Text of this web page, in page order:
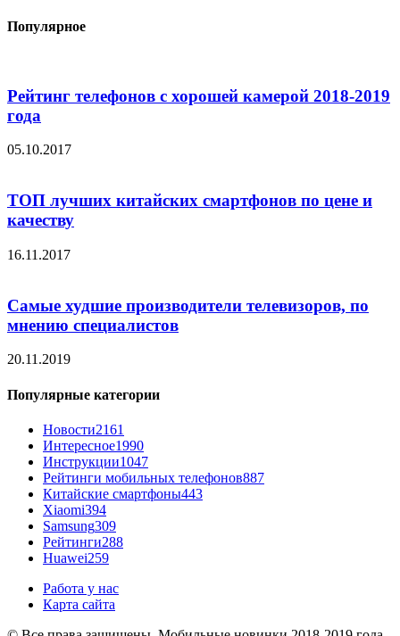
Популярное
Рейтинг телефонов с хорошей камерой 2018-2019
года
05.10.2017
ТОП лучших китайских смартфонов по цене и
качеству
16.11.2017
Самые худшие производители телевизоров, по
мнению специалистов
20.11.2019
Популярные категории
Новости2161
Интересное1990
Инструкции1047
Рейтинги мобильных телефонов887
Китайские смартфоны443
Xiaomi394
Samsung309
Рейтинги288
Huawei259
Работа у нас
Карта сайта